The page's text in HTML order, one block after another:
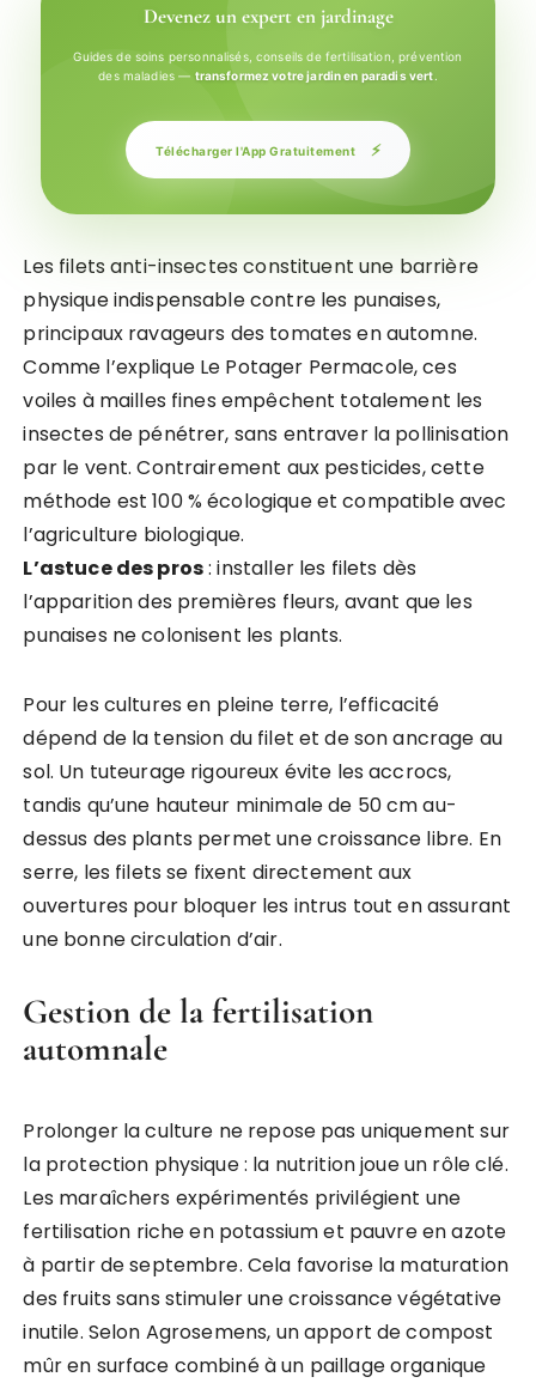
Devenez un expert en jardinage
Guides de soins personnalisés, conseils de fertilisation, prévention
des maladies — transformez votre jardin en paradis vert
Télécharger l'App Gratuitement ⚡
Les filets anti-insectes constituent une barrière
physique indispensable contre les punaises,
principaux ravageurs des tomates en automne.
Comme l’explique Le Potager Permacole, ces
voiles à mailles fines empêchent totalement les
insectes de pénétrer, sans entraver la pollinisation
par le vent. Contrairement aux pesticides, cette
méthode est 100 % écologique et compatible avec
l’agriculture biologique.
L’astuce des pros: installer les filets dès
l’apparition des premières fleurs, avant que les
punaises ne colonisent les plants.
Pour les cultures en pleine terre, l’efficacité
dépend de la tension du filet et de son ancrage au
sol. Un tuteurage rigoureux évite les accrocs,
tandis qu’une hauteur minimale de 50 cm au-
dessus des plants permet une croissance libre. En
serre, les filets se fixent directement aux
ouvertures pour bloquer les intrus tout en assurant
une bonne circulation d’air.
Gestion de la fertilisation
automnale
Prolonger la culture ne repose pas uniquement sur
la protection physique : la nutrition joue un rôle clé.
Les maraîchers expérimentés privilégient une
fertilisation riche en potassium et pauvre en azote
à partir de septembre. Cela favorise la maturation
des fruits sans stimuler une croissance végétative
inutile. Selon Agrosemens, un apport de compost
mûr en surface combiné à un paillage organique